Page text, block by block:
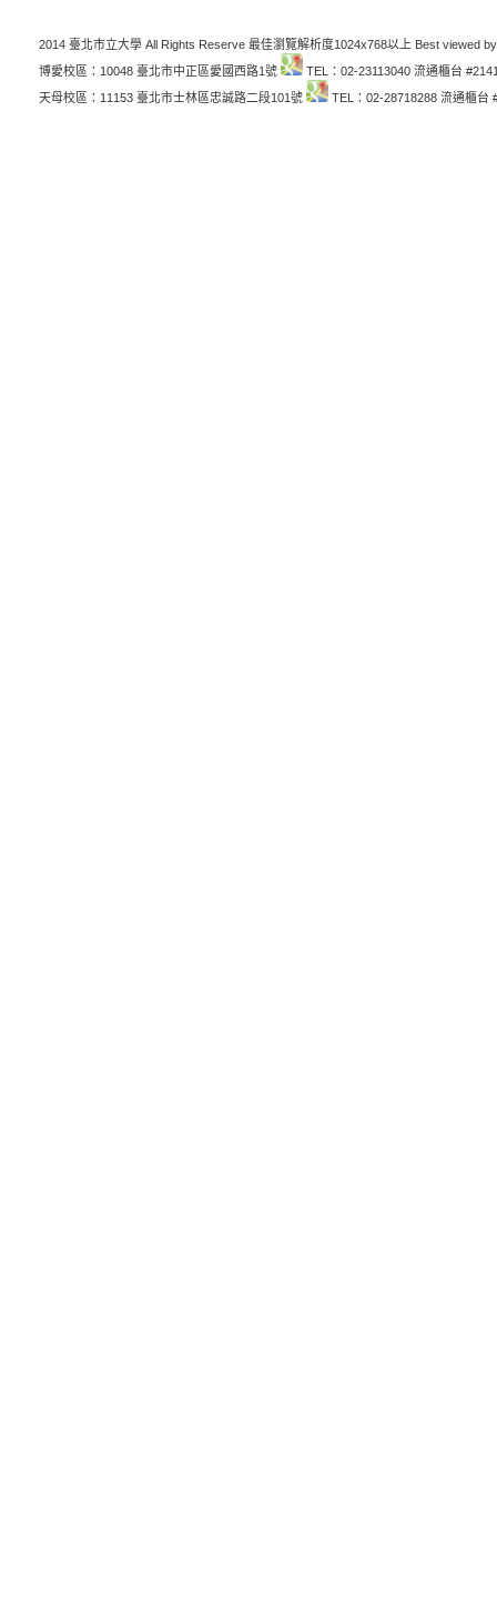
2014 臺北市立大學 All Rights Reserve 最佳瀏覽解析度1024x768以上 Best viewed
博愛校區：10048 臺北市中正區愛國西路1號
TEL：02-23113040 流通櫃台
天母校區：11153 臺北市士林區忠誠路二段101號
TEL：02-28718288 流通櫃台